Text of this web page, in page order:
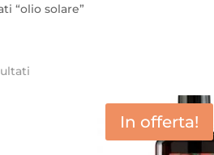
“olio solare”
In offerta!